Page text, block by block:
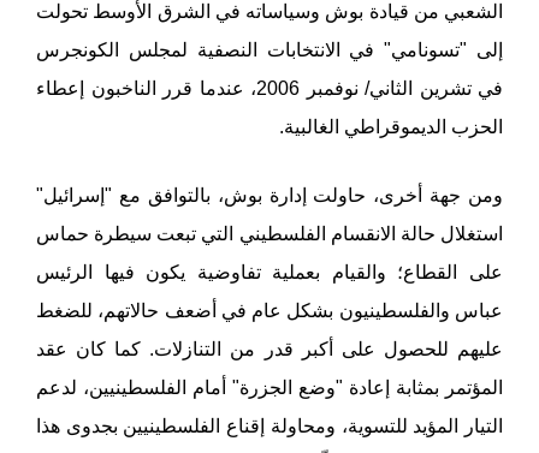
الشعبي من قيادة بوش وسياساته في الشرق الأوسط تحولت
إلى "تسونامي" في الانتخابات النصفية لمجلس الكونجرس
في تشرين الثاني/ نوفمبر 2006، عندما قرر الناخبون إعطاء
الحزب الديموقراطي الغالبية.
ومن جهة أخرى، حاولت إدارة بوش، بالتوافق مع "إسرائيل"
استغلال حالة الانقسام الفلسطيني التي تبعت سيطرة حماس
على القطاع؛ والقيام بعملية تفاوضية يكون فيها الرئيس
عباس والفلسطينيون بشكل عام في أضعف حالاتهم، للضغط
عليهم للحصول على أكبر قدر من التنازلات. كما كان عقد
المؤتمر بمثابة إعادة "وضع الجزرة" أمام الفلسطينيين، لدعم
التيار المؤيد للتسوية، ومحاولة إقناع الفلسطينيين بجدوى هذا